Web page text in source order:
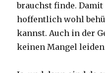
brauchst finde.
hoffentlich wohl
kannst. Auch in der
keinen Mangel